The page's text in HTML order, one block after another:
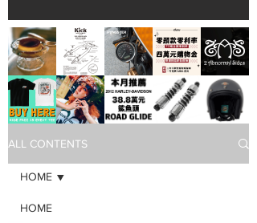
ALL CONTENTS
HOME
HOME